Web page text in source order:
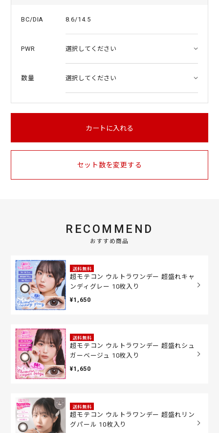
BC/DIA 8.6/14.5
PWR
数量
カートに入れる
セット数を変更する
RECOMMEND
おすすめ商品
送料無料
超モテコン ウルトラワンデー 超盛れキャ
ンディグレー 10枚入り
¥1,650
送料無料
超モテコン ウルトラワンデー 超盛れシュ
ガーベージュ 10枚入り
¥1,650
送料無料
超モテコン ウルトラワンデー 超盛れリン
グパール 10枚入り